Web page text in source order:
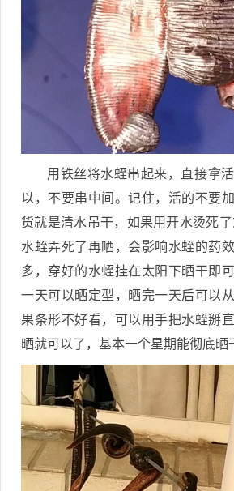
用铁丝将水蛭串起来，直接拿
以，不要串中间。记住，活的不要
货就是清水吊干，如果用开水烫死
水蛭弄死了再晒，会影响水蛭的药
多，穿好的水蛭挂在太阳下晒干即
一天可以晒定型，晒完一天后可以
果条形不好看，可以用手把水蛭掰
晒就可以了，基本一个星期能彻底晒